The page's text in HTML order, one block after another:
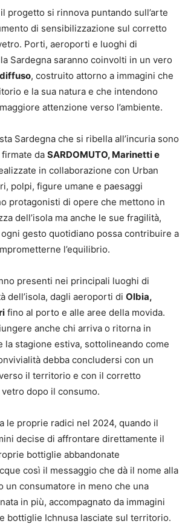
progetto si rinnova puntando sull’arte
di sensibilizzazione sul corretto
Porti, aeroporti e luoghi di
Sardegna saranno coinvolti in un vero
, costruito attorno a immagini che
e la sua natura e che intendono
attenzione verso l’ambiente.
Sardegna che si ribella all’incuria sono
da SARDOMUTO, Marinetti e
in collaborazione con Urban
polpi, figure umane e paesaggi
protagonisti di opere che mettono in
dell’isola ma anche le sue fragilità,
gesto quotidiano possa contribuire a
l’equilibrio.
presenti nei principali luoghi di
dell’isola, dagli aeroporti di Olbia,
fino al porto e alle aree della movida.
anche chi arriva o ritorna in
la stagione estiva, sottolineando come
debba concludersi con un
il territorio e con il corretto
dopo il consumo.
le proprie radici nel 2024, quando il
decise di affrontare direttamente il
bottiglie abbandonate
così il messaggio che dà il nome alla
un consumatore in meno che una
in più, accompagnato da immagini
bottiglie Ichnusa lasciate sul territorio.